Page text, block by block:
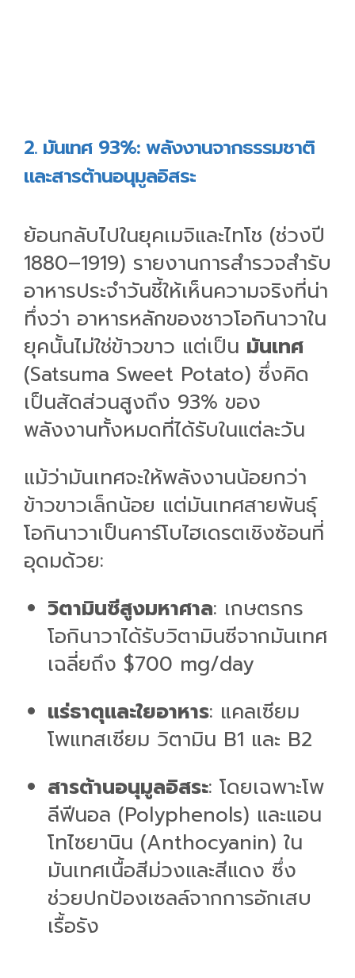
2. มันเทศ 93%: พลังงานจากธรรมชาติ
และสารต้านอนุมูลอิสระ
ย้อนกลับไปในยุคเมจิและไทโช (ช่วงปี
1880–1919) รายงานการสำรวจสำรับ
อาหารประจำวันชี้ให้เห็นความจริงที่น่า
ทึ่งว่า อาหารหลักของชาวโอกินาวาใน
ยุคนั้นไม่ใช่ข้าวขาว แต่เป็น มันเทศ
(Satsuma Sweet Potato) ซึ่งคิด
เป็นสัดส่วนสูงถึง 93% ของ
พลังงานทั้งหมดที่ได้รับในแต่ละวัน
แม้ว่ามันเทศจะให้พลังงานน้อยกว่า
ข้าวขาวเล็กน้อย แต่มันเทศสายพันธุ์
โอกินาวาเป็นคาร์โบไฮเดรตเชิงซ้อนที่
อุดมด้วย:
วิตามินซีสูงมหาศาล: เกษตรกร
โอกินาวาได้รับวิตามินซีจากมันเทศ
เฉลี่ยถึง $700 mg/day
แร่ธาตุและใยอาหาร: แคลเซียม
โพแทสเซียม วิตามิน B1 และ B2
สารต้านอนุมูลอิสระ: โดยเฉพาะโพ
ลีฟีนอล (Polyphenols) และแอน
โทไซยานิน (Anthocyanin) ใน
มันเทศเนื้อสีม่วงและสีแดง ซึ่ง
ช่วยปกป้องเซลล์จากการอักเสบ
เรื้อรัง